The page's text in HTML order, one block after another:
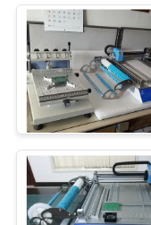
SƠ
ĐỒ
TRANG
WEB
CHÍNH
SÁCH
Máy
SM